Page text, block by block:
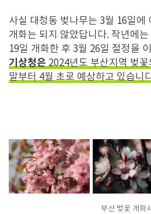
사실 대청동 벚나무는 3월 16일에
개화는 되지 않았답니다. 작년에는
19일 개화한 후 3월 26일 절정을
기상청은 2024년도 부산지역 벚
말부터4월 초로 예상하고 있습니
부산 벚꽃 개화